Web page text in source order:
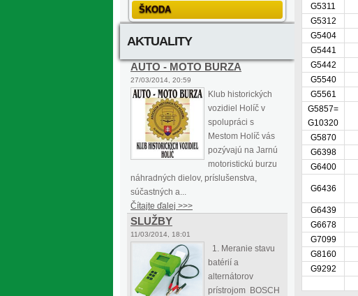
ŠKODA
AKTUALITY
AUTO - MOTO BURZA
27/03/2014, 20:59
Klub historických
vozidiel Holíč v
spolupráci s
Mestom Holíč vás
pozývajú na Jarnú
motoristickú burzu
náhradných dielov, príslušenstva,
súčastných a...
Čítajte ďalej >>>
SLUŽBY
11/03/2014, 18:01
1. Meranie stavu
batérií a
alternátorov
prístrojom BOSCH
G5311
G5312
G5404
G5441
G5442
G5540
G5561
G5857=
G10320
G5870
G6398
G6400
G6436
G6439
G6678
G7099
G8160
G9292